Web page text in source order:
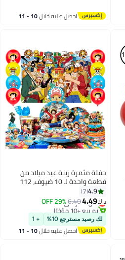
احصل عليه خلال 10 - 11
حفلة مثمرة زينة عيد ميلاد من
قطعة واحدة لـ 10 ضيوف، 112
قطعة من قطعة واحدة من أدوات
المائدة للحفلات يمكن التخلص منها
مجموعة أدوات مائدة حفلات أعياد
الميلاد ذات طابع الأنيمي
4.9
7
د.ك‏4.49
6.40
29% OFF
#11 في أدوات مائدة الحفلات
أقل سعر في السنة
تم بيع +10 مؤخرًا
#11 في أدوات مائدة الحفلات
لك رصيد مسترجع 10% + 1
احصل عليه خلال 10 - 11